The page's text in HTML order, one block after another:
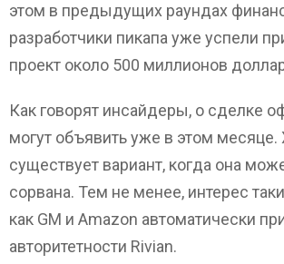
этом в предыдущих раундах
разработчики пикапа уже успели
проект около 500 миллионов
Как говорят инсайдеры, о сделке
могут объявить уже в этом месяце.
существует вариант, когда она
сорвана. Тем не менее, интерес
как GM и Amazon автоматически
авторитетности Rivian.